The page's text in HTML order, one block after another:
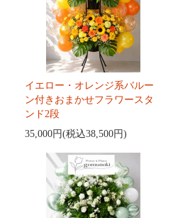
イエロー・オレンジ系バルー
ン付きおまかせフラワースタ
ンド2段
35,000円(税込38,500円)